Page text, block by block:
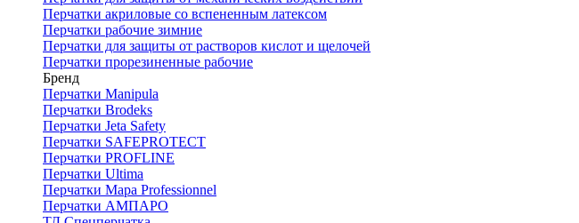
Перчатки акриловые со вспененным латексом
Перчатки рабочие зимние
Перчатки для защиты от растворов кислот и щелочей
Перчатки прорезиненные рабочие
Бренд
Перчатки Manipula
Перчатки Brodeks
Перчатки Jeta Safety
Перчатки SAFEPROTECT
Перчатки PROFLINE
Перчатки Ultima
Перчатки Мара Professionnel
Перчатки АМПАРО